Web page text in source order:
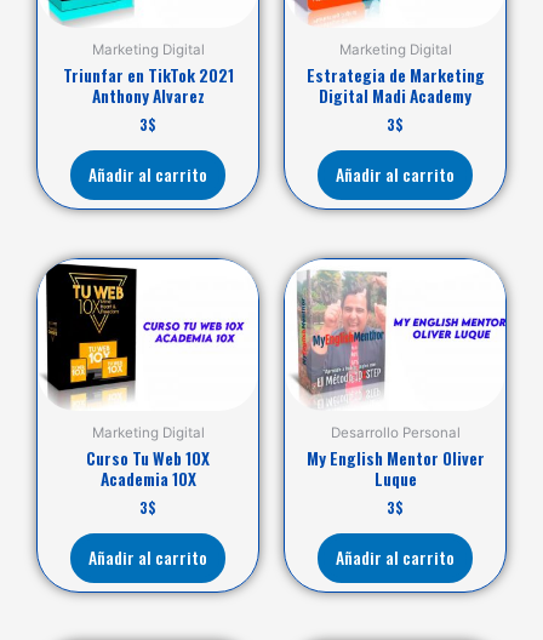
Marketing Digital
Triunfar en TikTok 2021
Anthony Alvarez
3$
Añadir al carrito
Marketing Digital
Estrategia de Marketing
Digital Madi Academy
3$
Añadir al carrito
Marketing Digital
Curso Tu Web 10X
Academia 10X
3$
Añadir al carrito
Desarrollo Personal
My English Mentor Oliver
Luque
3$
Añadir al carrito